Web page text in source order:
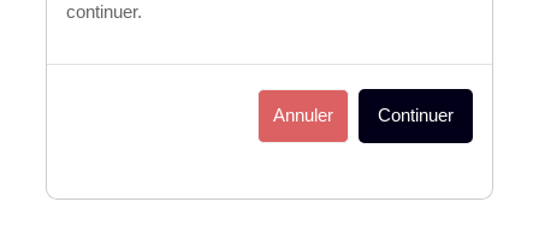
continuer.
Annuler Continuer